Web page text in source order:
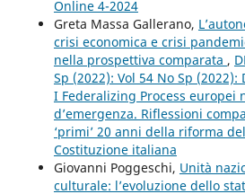
Online 4-2024
Greta Massa Gallerano,
crisi economica e crisi
nella prospettiva comparata ,
Sp (2022): Vol 54 No Sp (2022):
I Federalizing Process europei
d’emergenza. Riflessioni
‘primi’ 20 anni della riforma
Costituzione italiana
Giovanni Poggeschi, Unità
culturale: l’evoluzione dello